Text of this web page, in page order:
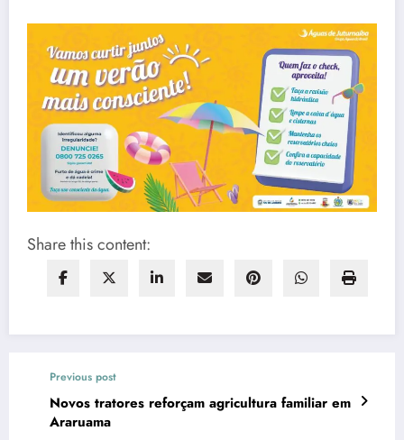
Share this content:
Previous post
Novos tratores reforçam agricultura familiar em
Araruama